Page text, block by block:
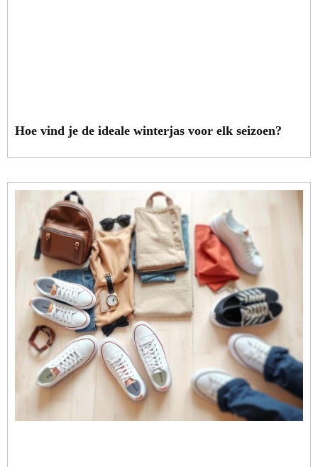
Hoe vind je de ideale winterjas voor elk seizoen?